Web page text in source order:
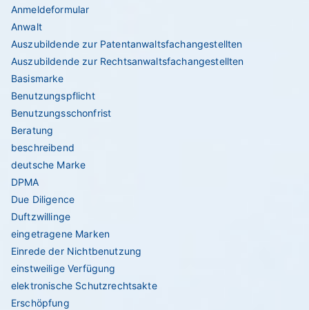
Anmeldeformular
Anwalt
Auszubildende zur Patentanwaltsfachangestellten
Auszubildende zur Rechtsanwaltsfachangestellten
Basismarke
Benutzungspflicht
Benutzungsschonfrist
Beratung
beschreibend
deutsche Marke
DPMA
Due Diligence
Duftzwillinge
eingetragene Marken
Einrede der Nichtbenutzung
einstweilige Verfügung
elektronische Schutzrechtsakte
Erschöpfung